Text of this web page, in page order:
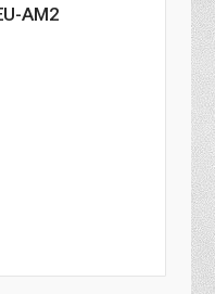
AM2